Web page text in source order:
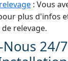
: Vous
plus d'infos
relevage.
Nous 24/